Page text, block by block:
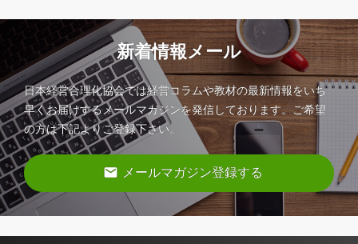
新着情報メール
日本経営合理化協会では経営コラムや教材の最新情報をいち
早くお届けするメールマガジンを発信しております。ご希望
の方は下記よりご登録下さい。
email メールマガジン登録する